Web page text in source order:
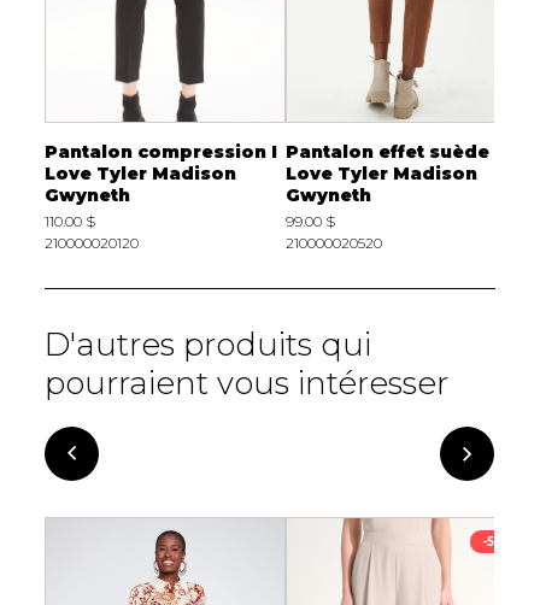
Pantalon compression I
Love Tyler Madison
Gwyneth
110.00 $
210000020120
Pantalon effet suède I
Love Tyler Madison
Gwyneth
99.00 $
210000020520
D'autres produits qui
pourraient vous intéresser
-50%